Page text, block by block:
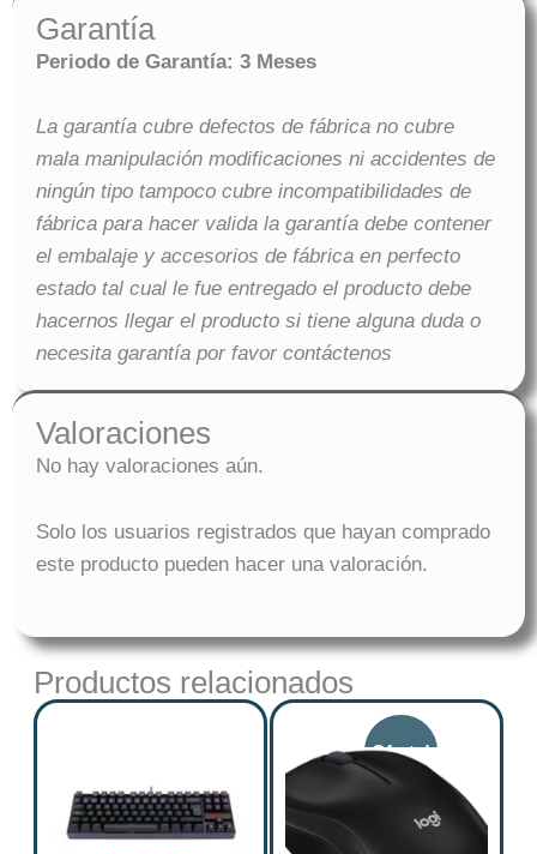
Garantía
Periodo de Garantía: 3 Meses
La garantía cubre defectos de fábrica no cubre
mala manipulación modificaciones ni accidentes de
ningún tipo tampoco cubre incompatibilidades de
fábrica para hacer valida la garantía debe contener
el embalaje y accesorios de fábrica en perfecto
estado tal cual le fue entregado el producto debe
hacernos llegar el producto si tiene alguna duda o
necesita garantía por favor contáctenos
Valoraciones
No hay valoraciones aún.
Solo los usuarios registrados que hayan comprado
este producto pueden hacer una valoración.
Productos relacionados
Original
price
was:
$ 99.875.
Current
is:
$